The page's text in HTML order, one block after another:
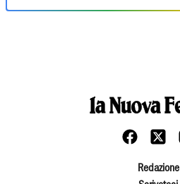
Redazione